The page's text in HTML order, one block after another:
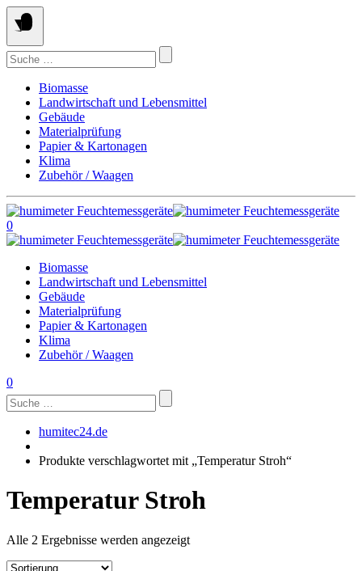
Springe
zum
Inhalt
Suchen
nach:
Biomasse
Landwirtschaft und Lebensmittel
Gebäude
Materialprüfung
Papier & Kartonagen
Klima
Zubehör / Waagen
0
Biomasse
Landwirtschaft und Lebensmittel
Gebäude
Materialprüfung
Papier & Kartonagen
Klima
Zubehör / Waagen
0
Suchen
nach:
humitec24.de
Produkte verschlagwortet mit „Temperatur Stroh“
Temperatur Stroh
Alle 2 Ergebnisse werden angezeigt